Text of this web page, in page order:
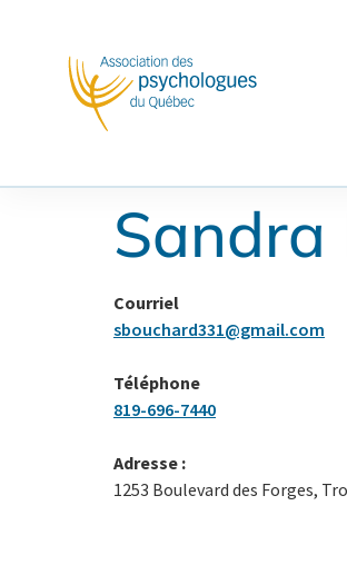
Sandra
Courriel
sbouchard331@gmail.com
Téléphone
819-696-7440
Adresse :
1253 Boulevard des Forges,